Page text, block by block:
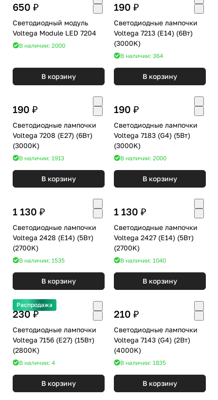
650 ₽
Светодиодный модуль
Voltega Module LED 7204
В наличии: 2000
В корзину
190 ₽
Светодиодные лампочки
Voltega 7213 (E14) (6Вт)
(3000K)
В наличии: 364
В корзину
190 ₽
Светодиодные лампочки
Voltega 7208 (E27) (6Вт)
(3000K)
В наличии: 1913
В корзину
190 ₽
Светодиодные лампочки
Voltega 7183 (G4) (5Вт)
(3000K)
В наличии: 2000
В корзину
1 130 ₽
Светодиодные лампочки
Voltega 2428 (E14) (5Вт)
(2700K)
В наличии: 1535
В корзину
1 130 ₽
Светодиодные лампочки
Voltega 2427 (E14) (5Вт)
(2700K)
В наличии: 1040
В корзину
Распродажа
230 ₽
Светодиодные лампочки
Voltega 7156 (E27) (15Вт)
(2800K)
В наличии: 4
В корзину
210 ₽
Светодиодные лампочки
Voltega 7143 (G4) (2Вт)
(4000K)
В наличии: 1835
В корзину